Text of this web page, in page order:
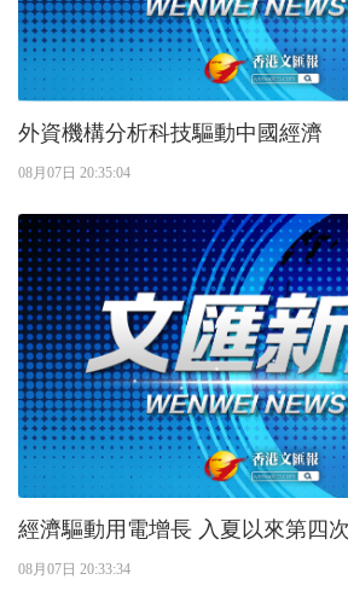
外資機構分析科技驅動中國經濟
08月07日 20:35:04
經濟驅動用電增長 入夏以
08月07日 20:33:34